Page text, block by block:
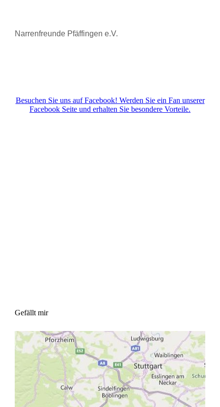
Narrenfreunde Pfäffingen e.V.
Besuchen Sie uns auf Facebook! Werden Sie ein Fan unserer
Facebook Seite und erhalten Sie besondere Vorteile.
Gefällt mir